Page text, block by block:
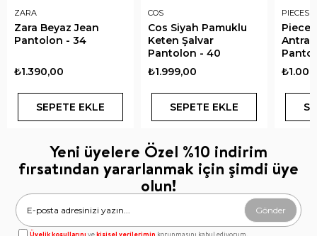
ZARA
Zara Beyaz Jean
Pantolon - 34
₺1.390,00
SEPETE EKLE
COS
Cos Siyah Pamuklu
Keten Şalvar
Pantolon - 40
₺1.999,00
SEPETE EKLE
PIECES
Yeni üyelere Özel %10 indirim
fırsatından yararlanmak için şimdi üye
olun!
Gönder
Üyelik koşullarını vekişisel verilerimin korunmasını kabul ediyorum.